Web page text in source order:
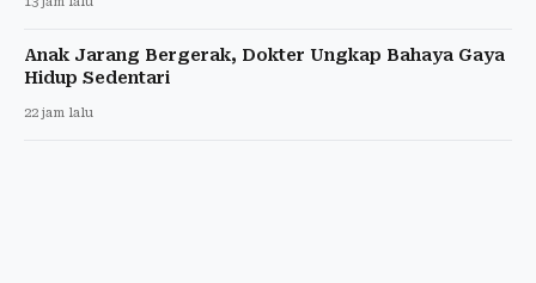
Anak Jarang Bergerak, Dokter Ungkap Bahaya Gaya
Hidup Sedentari
22 jam lalu